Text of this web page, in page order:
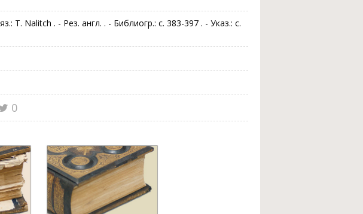
T. Nalitch . - Рез. англ. . - Библиогр.: с. 383-397 . - Указ.: с.
0